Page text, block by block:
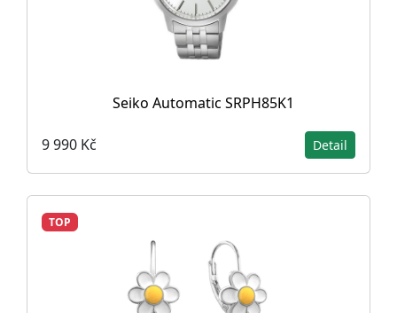
Seiko Automatic SRPH85K1
9 990 Kč Detail
TOP